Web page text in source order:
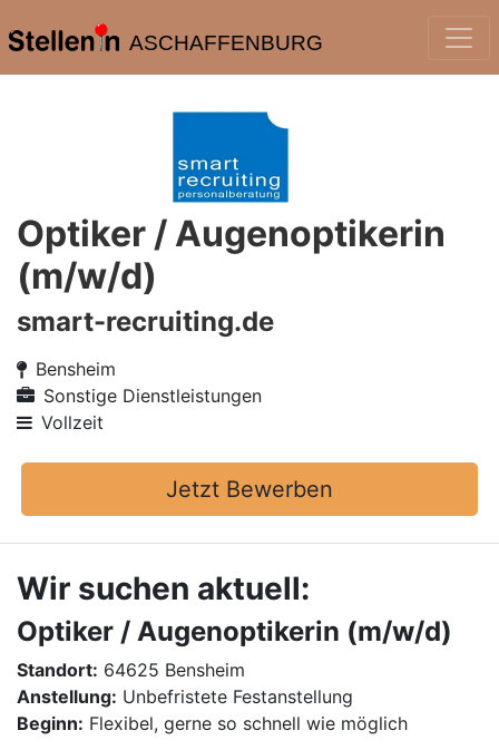
ASCHAFFENBURG
Optiker / Augenoptikerin
(m/w/d)
smart-recruiting.de
Bensheim
Sonstige Dienstleistungen
Vollzeit
Jetzt Bewerben
Wir suchen aktuell:
Optiker / Augenoptikerin (m/w/d)
Standort: 64625 Bensheim
Anstellung: Unbefristete Festanstellung
Beginn: Flexibel, gerne so schnell wie möglich